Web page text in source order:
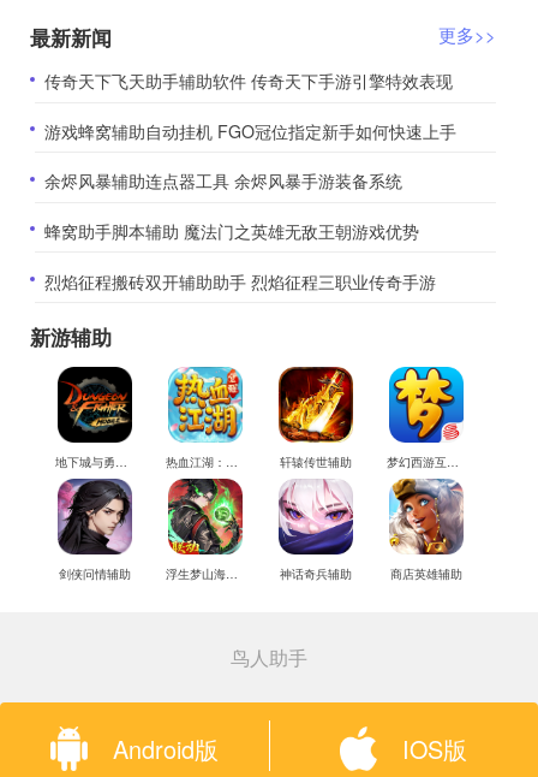
最新新闻 更多>>
​传奇天下飞天助手辅助软件 传奇天下手游引擎特效表现
​游戏蜂窝辅助自动挂机 FGO冠位指定新手如何快速上手
​余烬风暴辅助连点器工具 余烬风暴手游装备系统
​蜂窝助手脚本辅助 魔法门之英雄无敌王朝游戏优势
​烈焰征程搬砖双开辅助助手 烈焰征程三职业传奇手游
新游辅助
轩辕传世辅助
剑侠问情辅助 浮生梦山海辅助 神话奇兵辅助 商店英雄辅助
鸟人助手
Android版 IOS版